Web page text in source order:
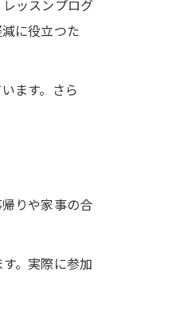
ッスンプログ
に役立つた
ます。さら
りや家事の合
。実際に参加